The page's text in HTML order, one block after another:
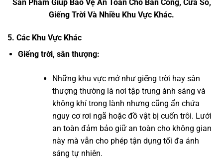
Sản Phẩm Giúp Bảo Vệ An Toàn Cho Ban Công, Cửa Sổ,
Giếng Trời Và Nhiều Khu Vực Khác.
5. Các Khu Vực Khác
Giếng trời, sân thượng:
Những khu vực mở như giếng trời hay sân
thượng thường là nơi tập trung ánh sáng và
không khí trong lành nhưng cũng ẩn chứa
nguy cơ rơi ngã hoặc đồ vật bị cuốn trôi. Lưới
an toàn đảm bảo giữ an toàn cho không gian
này mà vẫn cho phép tận dụng tối đa ánh
sáng tự nhiên.